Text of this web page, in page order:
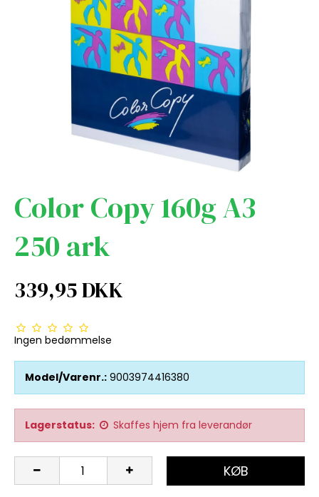
Color Copy 160g A3
250 ark
339,95 DKK
Ingen bedømmelse
Model/Varenr.: 9003974416380
Lagerstatus: Skaffes hjem fra leverandør
KØB